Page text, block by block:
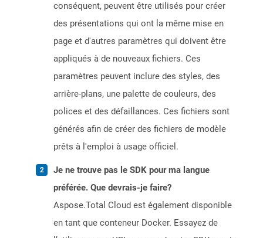
conséquent, peuvent être utilisés pour créer
des présentations qui ont la même mise en
page et d'autres paramètres qui doivent être
appliqués à de nouveaux fichiers. Ces
paramètres peuvent inclure des styles, des
arrière-plans, une palette de couleurs, des
polices et des défaillances. Ces fichiers sont
générés afin de créer des fichiers de modèle
prêts à l'emploi à usage officiel.
Je ne trouve pas le SDK pour ma langue
préférée. Que devrais-je faire?
Aspose.Total Cloud est également disponible
en tant que conteneur Docker. Essayez de